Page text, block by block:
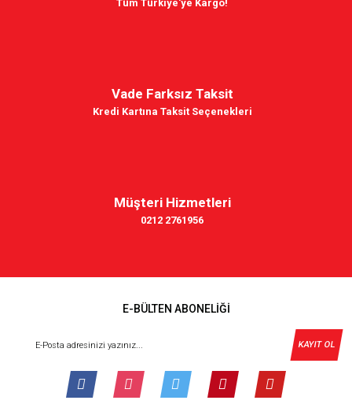
Tüm Türkiye'ye Kargo!
Vade Farksız Taksit
Kredi Kartına Taksit Seçenekleri
Müşteri Hizmetleri
0212 2761956
E-BÜLTEN ABONELİĞİ
KAYIT OL